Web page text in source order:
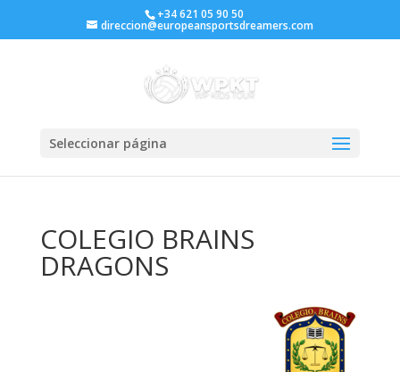
+34 621 05 90 50
direccion@europeansportsdreamers.com
Seleccionar página
COLEGIO BRAINS
DRAGONS